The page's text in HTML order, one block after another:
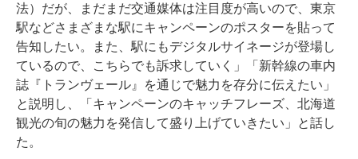
法）だが、まだまだ交通媒体は注目度が高いので、東京
駅などさまざまな駅にキャンペーンのポスターを貼って
告知したい。また、駅にもデジタルサイネージが登場し
ているので、こちらでも訴求していく」「新幹線の車内
誌『トランヴェール』を通じで魅力を存分に伝えたい」
と説明し、「キャンペーンのキャッチフレーズ、北海道
観光の旬の魅力を発信して盛り上げていきたい」と話し
た。